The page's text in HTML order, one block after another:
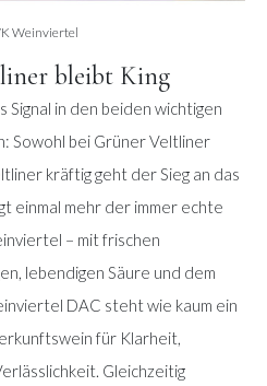
Weinviertel
bleibt King
Signal in den beiden wichtigen
Sowohl bei Grüner Veltliner
kräftig geht der Sieg an das
einmal mehr der immer echte
– mit frischen
lebendigen Säure und dem
DAC steht wie kaum ein
für Klarheit,
Gleichzeitig